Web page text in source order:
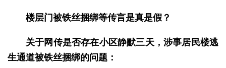
楼层门被铁丝捆绑等传言是真是假？
关于网传是否存在小区静默三天，涉事居民楼逃
生通道被铁丝捆绑的问题：